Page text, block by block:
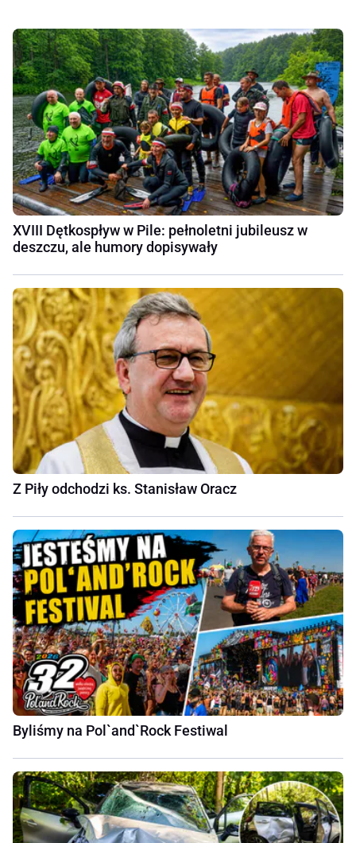
XVIII Dętkospływ w Pile: pełnoletni jubileusz w
deszczu, ale humory dopisywały
Z Piły odchodzi ks. Stanisław Oracz
Byliśmy na Pol`and`Rock Festiwal